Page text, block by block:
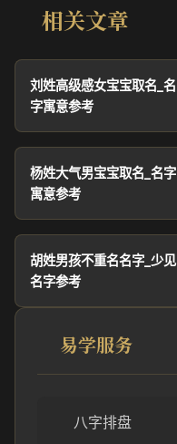
相关文章
刘姓高级感女宝宝取名_名
字寓意参考
杨姓大气男宝宝取名_名字
寓意参考
胡姓男孩不重名名字_少见
名字参考
易学服务
八字排盘